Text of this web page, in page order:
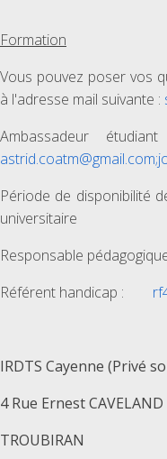
Formation
Vous pouvez poser vos
à l'adresse mail suivante :
Période de
universitaire
Responsable
Référent handicap :
IRDTS Cayenne (Privé
4 Rue Ernest CAVELAND
TROUBIRAN